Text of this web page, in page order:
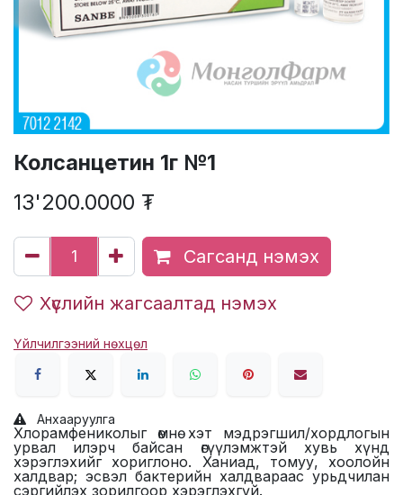
Колсанцетин 1г №1
13'200.0000 ₮
Сагсанд нэмэх
Хүслийн жагсаалтад нэмэх
Үйлчилгээний нөхцөл
Анхааруулга
Хлорамфениколыг өмнө хэт мэдрэгшил/хордлогын
урвал илэрч байсан өгүүлэмжтэй хувь хүнд
хэрэглэхийг хориглоно. Ханиад, томуу, хоолойн
халдвар; эсвэл бактерийн халдвараас урьдчилан
сэргийлэх зорилгоор хэрэглэхгүй.